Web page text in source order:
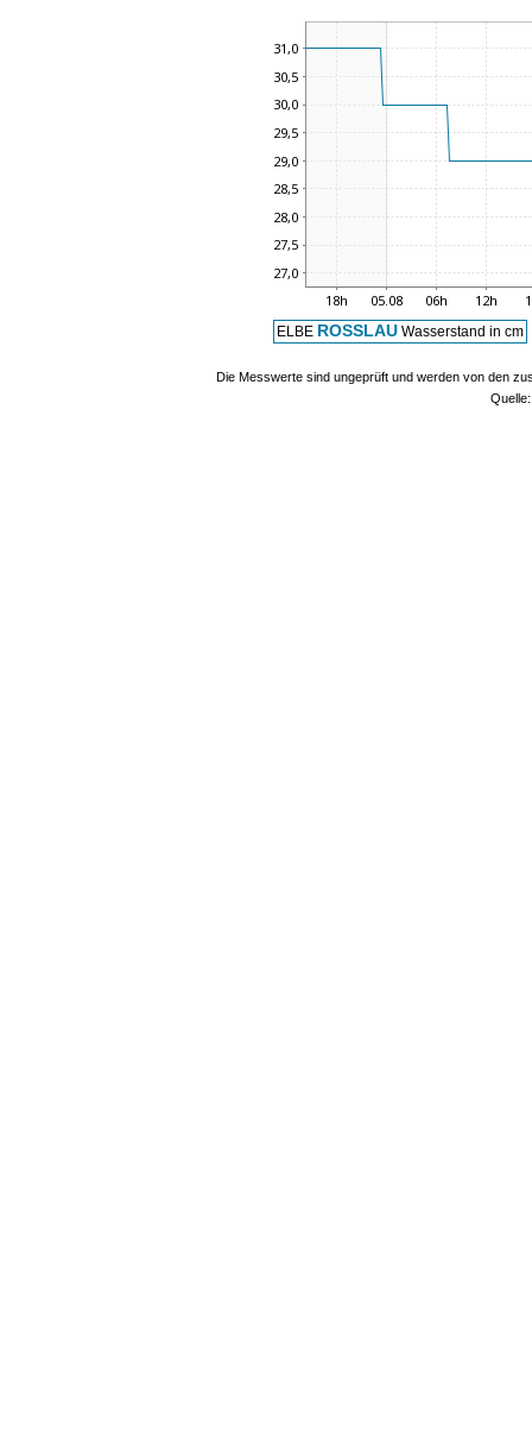
ELBE ROSSLAU Wasserstand in cm
Die Messwerte sind ungeprüft und werden von den